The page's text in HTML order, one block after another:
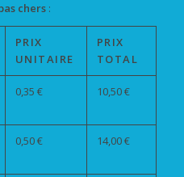
chers:
PRIX
UNITAIRE
PRIX
TOTAL
0,35 € 10,50 €
0,50 € 14,00 €